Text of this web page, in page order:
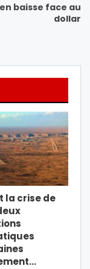
en baisse face au
dollar
la crise de